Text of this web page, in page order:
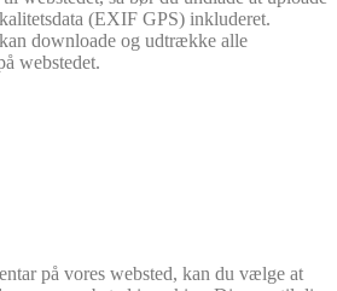
(EXIF GPS) inkluderet.
downloade og udtrække alle
webstedet.
på vores websted, kan du vælge at